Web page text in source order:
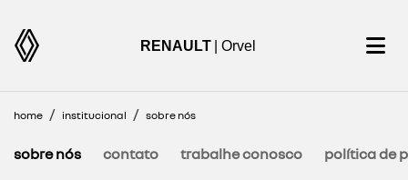
RENAULT | Orvel
home institucional sobre nós
sobre nós contato trabalhe conosco política de